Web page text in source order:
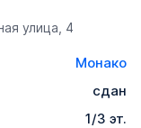
улица, 4
Монако
сдан
1/3 эт.